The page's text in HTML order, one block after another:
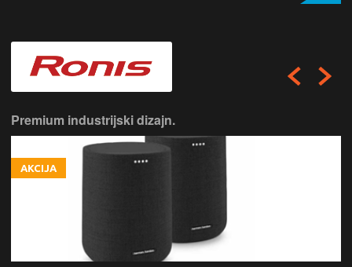
Premium industrijski dizajn.
AKCIJA